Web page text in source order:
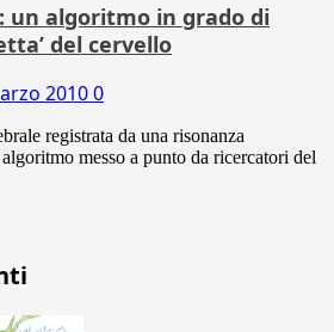
un algoritmo in grado di
del cervello
20100
registrata da una risonanza
messo a punto da ricercatori del